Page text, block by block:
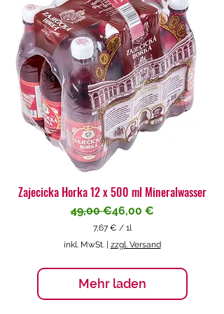
€
p
r
o
1
L
i
t
e
r
Zajecicka Horka 12 x 500 ml Mineralwasser
Standardpreis
49,00 €Sale-Preis
46,00 €
7,67 € / 1l
,
inkl. MwSt.| zzgl. Versand
Mehr laden